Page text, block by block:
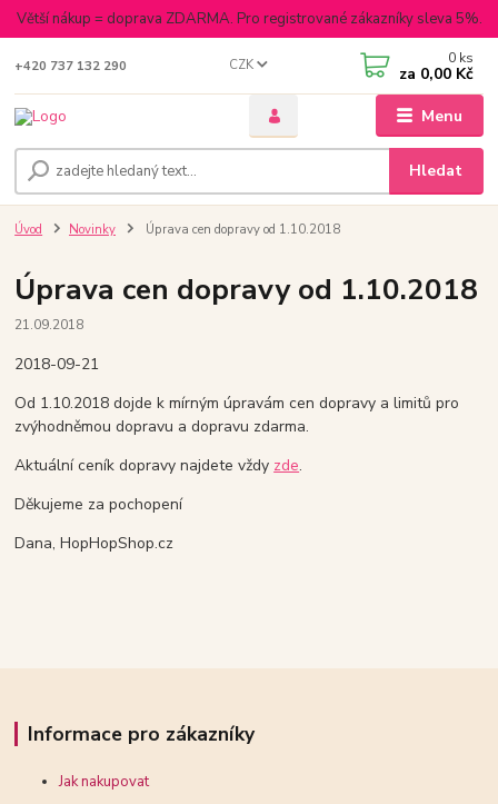
Větší nákup = doprava ZDARMA. Pro registrované zákazníky sleva 5%.
Menu
CZK
Hledat
+420 737 132 290 0 ks
za 0,00 Kč
Úvod Novinky Úprava cen dopravy od 1.10.2018
Úprava cen dopravy od 1.10.2018
21.09.2018
2018-09-21
Od 1.10.2018 dojde k mírným úpravám cen dopravy a limitů pro
zvýhodněmou dopravu a dopravu zdarma.
Aktuální ceník dopravy najdete vždy zde.
Děkujeme za pochopení
Dana, HopHopShop.cz
Informace pro zákazníky
Jak nakupovat